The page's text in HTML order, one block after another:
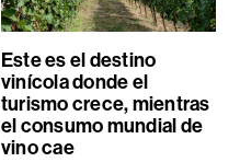
Este es el destino
vinícola donde el
turismo crece, mientras
el consumo mundial de
vino cae